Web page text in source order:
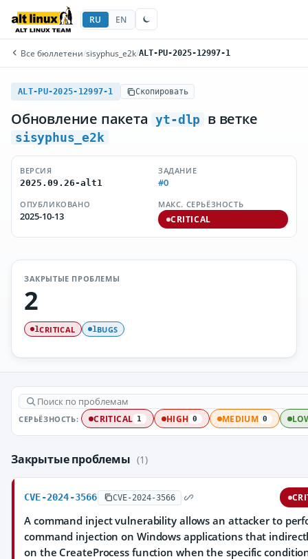
RU EN
Все бюллетени/sisyphus_e2k/ALT-PU-2025-12997-1
ALT-PU-2025-12997-1 Скопировать
Обновление пакета yt-dlp в ветке
sisyphus_e2k
ВЕРСИЯ
2025.09.26-alt1
ЗАДАНИЕ
#0
ОПУБЛИКОВАНО
2025-10-13
МАКС. СЕРЬЁЗНОСТЬ
CRITICAL
ЗАКРЫТЫЕ ПРОБЛЕМЫ
2
1CRITICAL 1BUGS
СЕРЬЁЗНОСТЬ: CRITICAL 1 HIGH 0 MEDIUM 0
Закрытые проблемы (1)
CVE-2024-3566 CVE-2024-3566
A command inject vulnerability allows an attacker to
command injection on Windows applications that
on the CreateProcess function when the specific